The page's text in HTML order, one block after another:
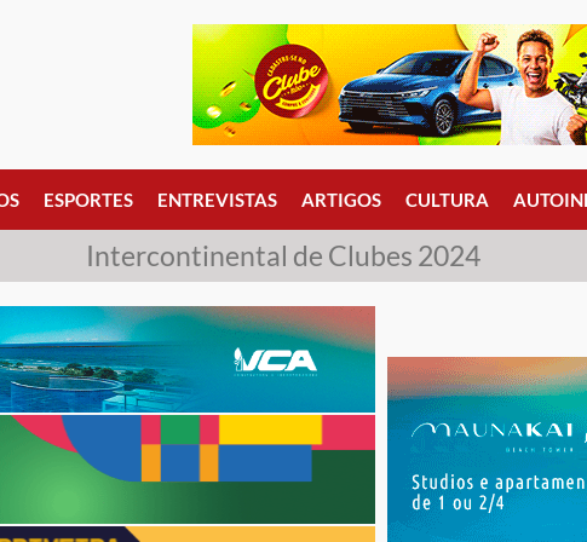
ESPORTES ENTREVISTAS ARTIGOS CULTURA
Intercontinental de Clubes 2024